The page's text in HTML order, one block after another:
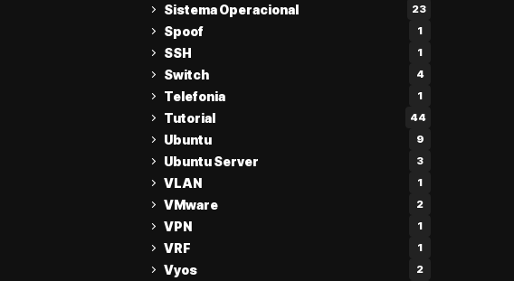
Sistema Operacional 23
Spoof 1
SSH 1
Switch 4
Telefonia 1
Tutorial 44
Ubuntu 9
Ubuntu Server 3
VLAN 1
VMware 2
VPN 1
VRF 1
Vyos 2